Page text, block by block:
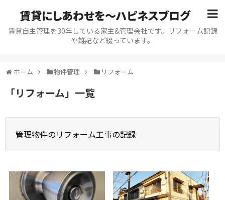
賃貸にしあわせを〜ハピネスブログ
賃貸自主管理を30年している家主&管理会社です。リフォーム記録
や雑記など綴っています。
ホーム 物件管理 リフォーム
「リフォーム」 一覧
管理物件のリフォーム工事の記録